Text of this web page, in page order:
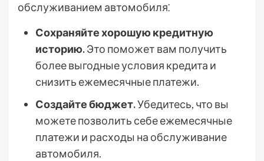
обслуживанием автомобиля⁚
Сохраняйте хорошую кредитную
историю.Это поможет вам получить
более выгодные условия кредита и
снизить ежемесячные платежи.
Создайте бюджет.Убедитесь, что вы
можете позволить себе ежемесячные
платежи и расходы на обслуживание
автомобиля.